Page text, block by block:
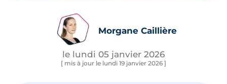
Morgane Caillière
le lundi 05 janvier 2026
[ mis à jour le lundi 19 janvier 2026 ]